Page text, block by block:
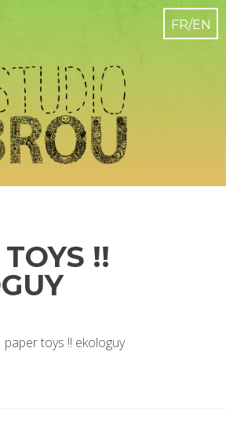
!!
paper toys !! ekologuy